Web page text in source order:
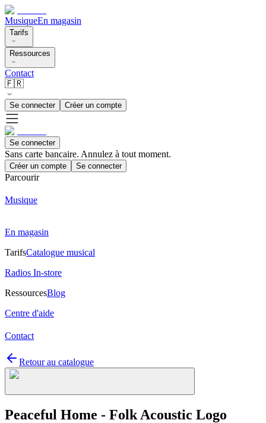
MusiqueEn magasin
Tarifs
Ressources
Contact
🇫🇷
Se connecter Créer un compte
Se connecter
Sans carte bancaire. Annulez à tout moment.
Créer un compte Se connecter
Parcourir
Musique
En magasin
TarifsCatalogue musical
Radios In-store
RessourcesBlog
Centre d'aide
Contact
Retour au catalogue
Peaceful Home - Folk Acoustic Logo